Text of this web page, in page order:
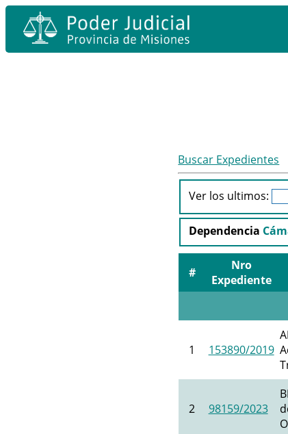
Buscar Expedientes
Ver los ultimos:
Dependencia
#
Nro
Expediente
1 153890/2019
2 98159/2023